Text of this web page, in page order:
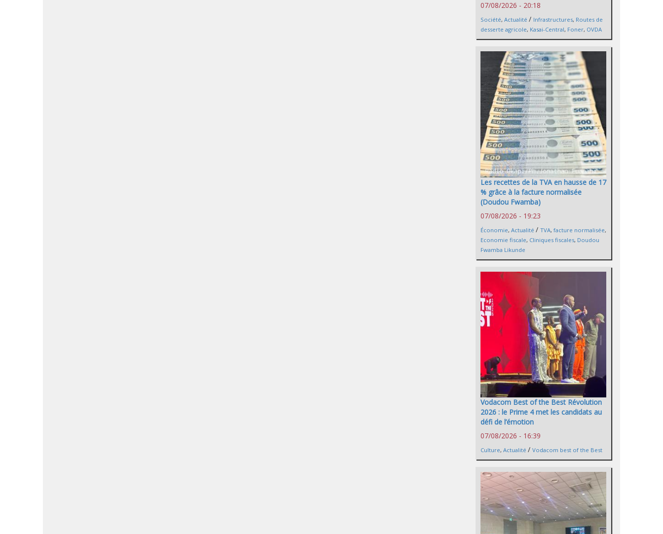
07/08/2026 - 20:18
Société, Actualité / Infrastructures, Routes de
desserte agricole, Kasai-Central, Foner, OVDA
Les recettes de la TVA en hausse de 17
% grâce à la facture normalisée
(Doudou Fwamba)
07/08/2026 - 19:23
Économie, Actualité / TVA, facture normalisée,
Economie fiscale, Cliniques fiscales, Doudou
Fwamba Likunde
Vodacom Best of the Best Révolution
2026 : le Prime 4 met les candidats au
défi de l’émotion
07/08/2026 - 16:39
Culture, Actualité / Vodacom best of the Best